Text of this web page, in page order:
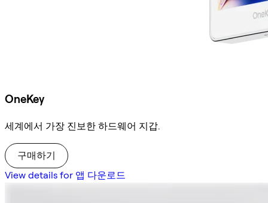
OneKey
세계에서 가장 진보한 하드웨어 지갑.
구매하기
View details for 앱 다운로드